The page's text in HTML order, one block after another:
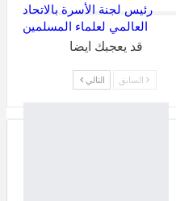
رئيس لجنة الأسرة بالاتحاد
العالمي لعلماء المسلمين
قد يعجبك ايضا
السابق التالي